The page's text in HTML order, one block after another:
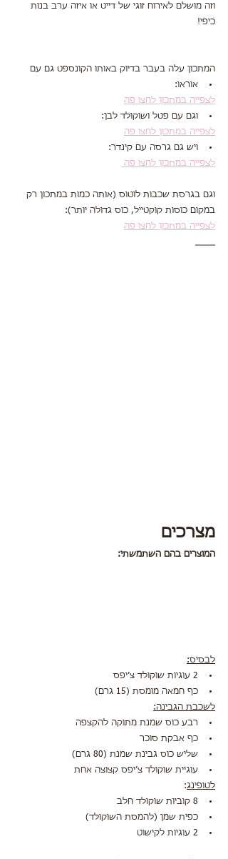
וזה מושלם לאירוח זוגי של דייט או איזה ערב בנות
כיפי!
המתכון עלה בעבר בדיוק באותו הקונספט גם עם
אוראו:
לצפייה במתכון לחצו פה
וגם עם פטל ושוקולד לבן:
לצפייה במתכון לחצו פה
ויש גם גרסה עם קינדר:
לצפייה במתכון לחצו פה
וגם בגרסת שכבות לוטוס (אותה כמות במתכון רק
במקום כוסות קוקטייל, כוס גדולה יותר):
לצפייה במתכון לחצו פה
מצרכים
המוצרים בהם השתמשתי:
לבסיס:
2 עוגיות שוקולד צ׳יפס
כף חמאה מומסת (15 גרם)
לשכבת הגבינה:
רבע כוס שמנת מתוקה להקצפה
כף אבקת סוכר
שליש כוס גבינת שמנת (80 גרם)
עוגיית שוקולד צ׳יפס קצוצה אחת
לטופינג:
8 קוביות שוקולד חלב
כפית שמן (להמסת השוקולד)
2 עוגיות לקישוט